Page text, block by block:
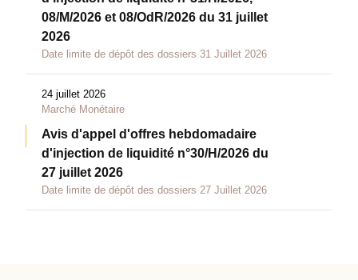
08/M/2026 et 08/OdR/2026 du 31 juillet
2026
Date limite de dépôt des dossiers 31 Juillet 2026
24 juillet 2026
Marché Monétaire
Avis d'appel d'offres hebdomadaire
d'injection de liquidité n°30/H/2026 du
27 juillet 2026
Date limite de dépôt des dossiers 27 Juillet 2026